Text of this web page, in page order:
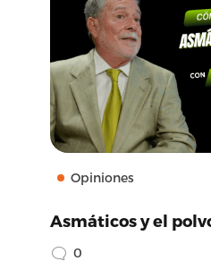
Opiniones
Asmáticos y el
0